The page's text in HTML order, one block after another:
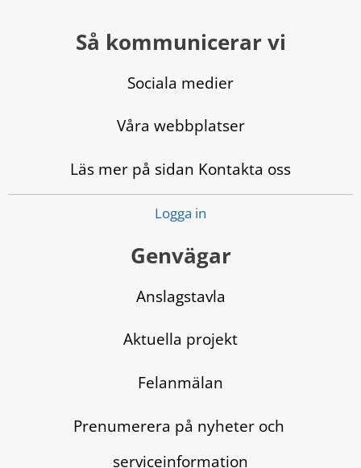
Så kommunicerar vi
Sociala medier
Våra webbplatser
Läs mer på sidan Kontakta oss
Logga in
Genvägar
Anslagstavla
Aktuella projekt
Felanmälan
Prenumerera på nyheter och
serviceinformation